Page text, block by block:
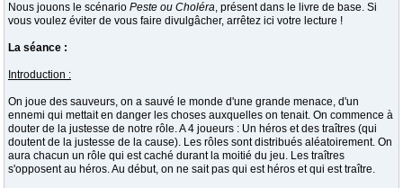
Nous jouons le scénario Peste ou Choléra, présent dans le livre de base. Si
vous voulez éviter de vous faire divulgâcher, arrêtez ici votre lecture !
La séance :
Introduction :
On joue des sauveurs, on a sauvé le monde d'une grande menace, d'un
ennemi qui mettait en danger les choses auxquelles on tenait. On commence à
douter de la justesse de notre rôle. A 4 joueurs : Un héros et des traîtres (qui
doutent de la justesse de la cause). Les rôles sont distribués aléatoirement. On
aura chacun un rôle qui est caché durant la moitié du jeu. Les traîtres
s'opposent au héros. Au début, on ne sait pas qui est héros et qui est traître.